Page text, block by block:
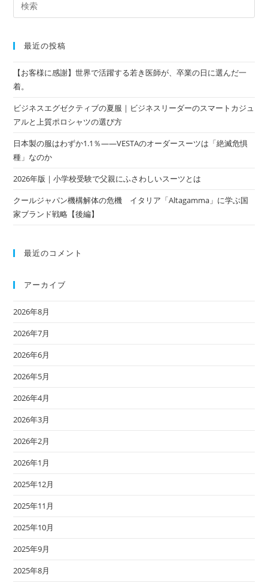
最近の投稿
【お客様に感謝】世界で活躍する若き医師が、卒業の日に選んだ一
着。
ビジネスエグゼクティブの夏服｜ビジネスリーダーのスマートカジュ
アルと上質ポロシャツの選び方
日本製の服はわずか1.1％——VESTAのオーダースーツは「絶滅危惧
種」なのか
2026年版｜小学校受験で父親にふさわしいスーツとは
クールジャパン機構解体の危機 イタリア「Altagamma」に学ぶ国
家ブランド戦略【後編】
最近のコメント
アーカイブ
2026年8月
2026年7月
2026年6月
2026年5月
2026年4月
2026年3月
2026年2月
2026年1月
2025年12月
2025年11月
2025年10月
2025年9月
2025年8月